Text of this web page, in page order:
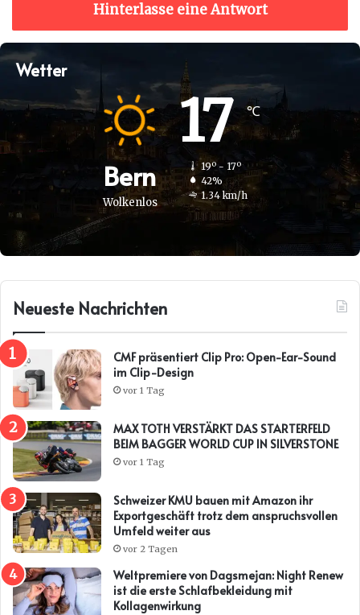
Hinterlasse eine Antwort
Wetter
Bern
Wolkenlos
17℃
19º - 17º
42%
1.34 km/h
Neueste Nachrichten
CMF präsentiert Clip Pro: Open-Ear-Sound
im Clip-Design
vor 1 Tag
MAX TOTH VERSTÄRKT DAS STARTERFELD
BEIM BAGGER WORLD CUP IN SILVERSTONE
vor 1 Tag
Schweizer KMU bauen mit Amazon ihr
Exportgeschäft trotz dem anspruchsvollen
Umfeld weiter aus
vor 2 Tagen
Weltpremiere von Dagsmejan: Night Renew
ist die erste Schlafbekleidung mit
Kollagenwirkung